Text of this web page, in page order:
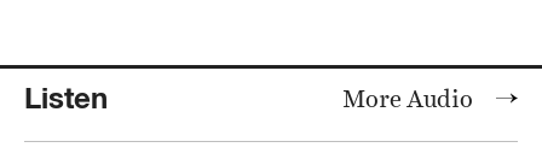
Listen More Audio